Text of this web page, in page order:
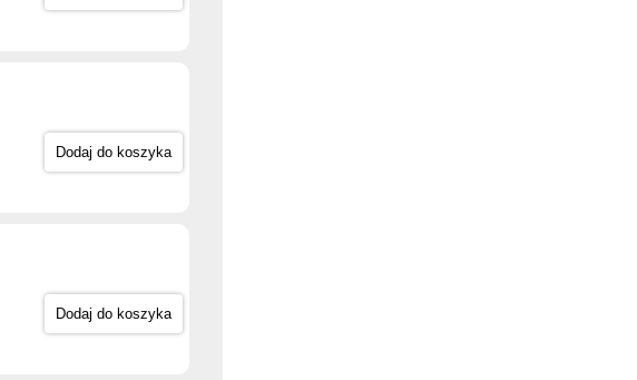
Dodaj do koszyka
Dodaj do koszyka